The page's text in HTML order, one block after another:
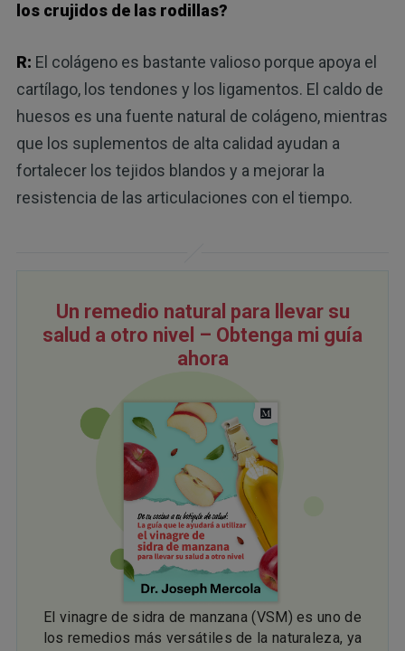
los crujidos de las rodillas?
R: El colágeno es bastante valioso porque apoya el
cartílago, los tendones y los ligamentos. El caldo de
huesos es una fuente natural de colágeno, mientras
que los suplementos de alta calidad ayudan a
fortalecer los tejidos blandos y a mejorar la
resistencia de las articulaciones con el tiempo.
Un remedio natural para llevar su
salud a otro nivel – Obtenga mi guía
ahora
El vinagre de sidra de manzana (VSM) es uno de
los remedios más versátiles de la naturaleza, ya